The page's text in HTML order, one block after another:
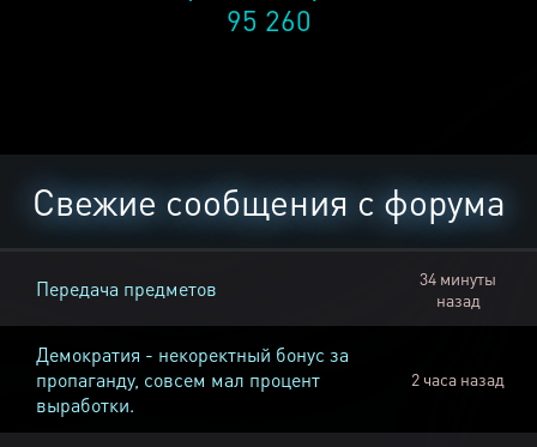
95 260
Свежие сообщения с форума
Передача предметов
34 минуты
назад
Демократия - некоректный бонус за
пропаганду, совсем мал процент
выработки.
2 часа назад